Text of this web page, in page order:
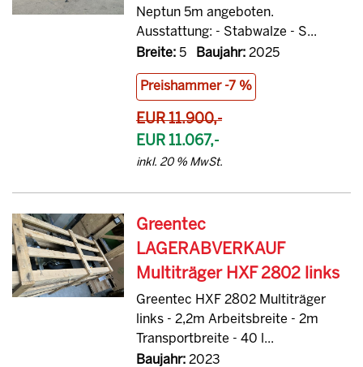
Neptun 5m angeboten.
Ausstattung: - Stabwalze - S...
Breite:5 Baujahr:2025
Preishammer -7 %
EUR 11.900,-
EUR 11.067,-
inkl. 20 % MwSt.
Greentec
LAGERABVERKAUF
Multiträger HXF 2802 links
Greentec HXF 2802 Multiträger
links - 2,2m Arbeitsbreite - 2m
Transportbreite - 40 l...
Baujahr:2023